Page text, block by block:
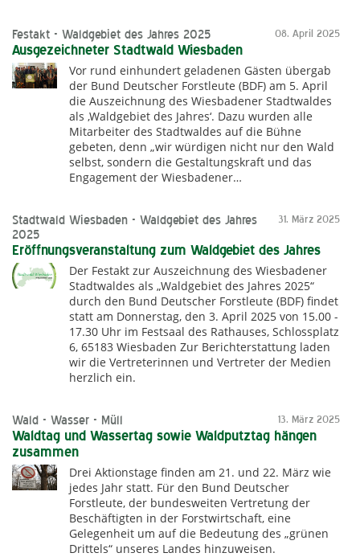
08. April 2025
Festakt - Waldgebiet des Jahres 2025
Ausgezeichneter Stadtwald Wiesbaden
Vor rund einhundert geladenen Gästen übergab
der Bund Deutscher Forstleute (BDF) am 5. April
die Auszeichnung des Wiesbadener Stadtwaldes
als ‚Waldgebiet des Jahres‘. Dazu wurden alle
Mitarbeiter des Stadtwaldes auf die Bühne
gebeten, denn „wir würdigen nicht nur den Wald
selbst, sondern die Gestaltungskraft und das
Engagement der Wiesbadener…
31. März 2025
Stadtwald Wiesbaden - Waldgebiet des Jahres
2025
Eröffnungsveranstaltung zum Waldgebiet des Jahres
Der Festakt zur Auszeichnung des Wiesbadener
Stadtwaldes als „Waldgebiet des Jahres 2025“
durch den Bund Deutscher Forstleute (BDF) findet
statt am Donnerstag, den 3. April 2025 von 15.00 -
17.30 Uhr im Festsaal des Rathauses, Schlossplatz
6, 65183 Wiesbaden Zur Berichterstattung laden
wir die Vertreterinnen und Vertreter der Medien
herzlich ein.
13. März 2025
Wald - Wasser - Müll
Waldtag und Wassertag sowie Waldputztag hängen
zusammen
Drei Aktionstage finden am 21. und 22. März wie
jedes Jahr statt. Für den Bund Deutscher
Forstleute, der bundesweiten Vertretung der
Beschäftigten in der Forstwirtschaft, eine
Gelegenheit um auf die Bedeutung des „grünen
Drittels“ unseres Landes hinzuweisen.